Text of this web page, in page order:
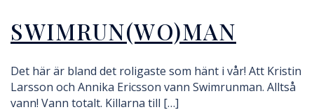
SWIMRUN(WO)MAN
Det här är bland det roligaste som hänt i vår! Att Kristin
Larsson och Annika Ericsson vann Swimrunman. Alltså
vann! Vann totalt. Killarna till […]